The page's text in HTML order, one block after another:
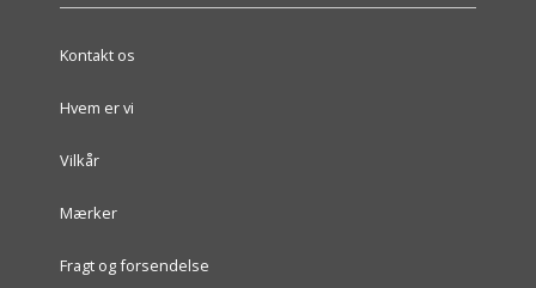
Kontakt os
Hvem er vi
Vilkår
Mærker
Fragt og forsendelse